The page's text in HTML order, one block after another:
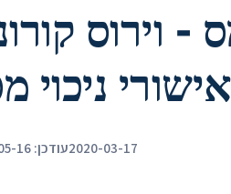
- וירוס
אישורי ניכוי
2020-03-17עודכן: 2026-05-16